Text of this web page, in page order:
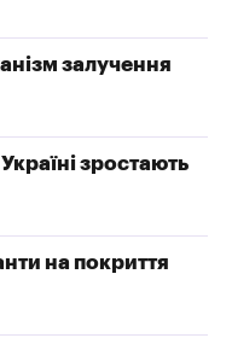
залучення
зростають
на покриття